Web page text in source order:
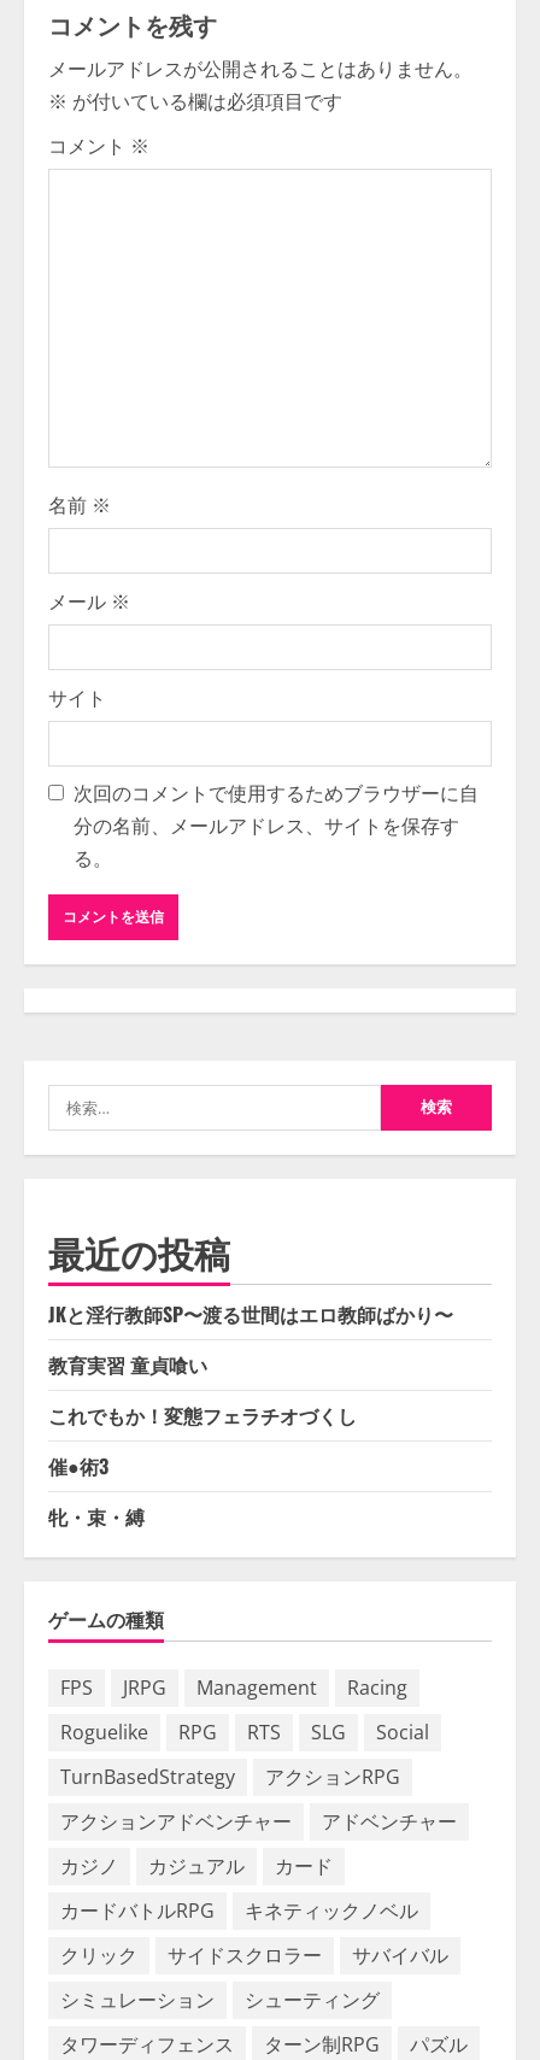
コメントを残す
メールアドレスが公開されることはありません。
※ が付いている欄は必須項目です
コメント ※
名前 ※
メール ※
サイト
次回のコメントで使用するためブラウザーに自
分の名前、メールアドレス、サイトを保存す
る。
索:
最近の投稿
JKと淫行教師SP〜渡る世間はエロ教師ばかり〜
教育実習 童貞喰い
これでもか！変態フェラチオづくし
催●術3
牝・束・縛
ゲームの種類
FPS JRPG Management
Racing
Roguelike
RPG RTS SLG
Social
TurnBasedStrategy
アクションRPG
アクションアドベンチャー
アドベンチャー
カジノ
カジュアル
カード
カードバトルRPG
キネティックノベル
クリック
サイドスクロラー
サバイバル
シミュレーション
シューティング
タワーディフェンス
ターン制RPG パズル